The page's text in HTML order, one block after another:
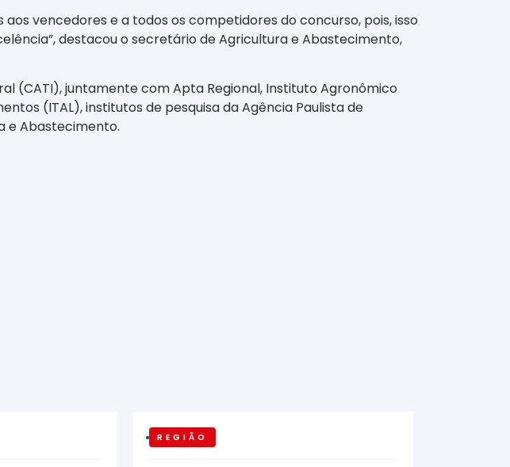
vencedores e a todos os competidores do concurso, pois, isso
destacou o secretário de Agricultura e Abastecimento,
(CATI), juntamente com Apta Regional, Instituto Agronômico
(ITAL), institutos de pesquisa da Agência Paulista de
e Abastecimento.
REGIÃO